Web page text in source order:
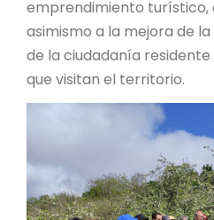
emprendimiento turístico,
asimismo a la mejora de
de la ciudadanía
que visitan el territorio.